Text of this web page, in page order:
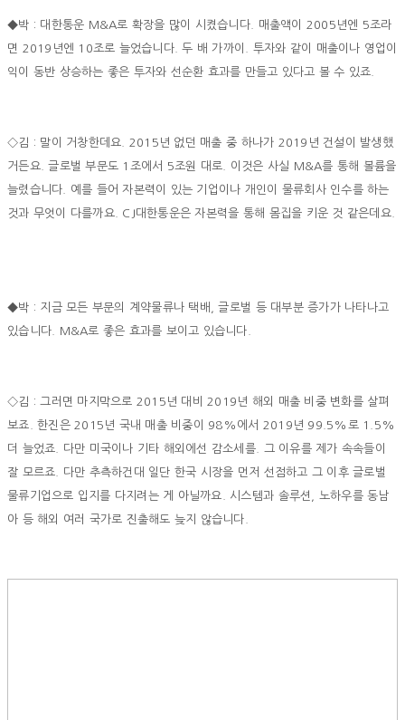
◆박 : 대한통운 M&A로 확장을 많이 시켰습니다. 매출액이 2005년엔 5조라
면 2019년엔 10조로 늘었습니다. 두 배 가까이. 투자와 같이 매출이나 영업이
익이 동반 상승하는 좋은 투자와 선순환 효과를 만들고 있다고 볼 수 있죠.
◇김 : 말이 거창한데요. 2015년 없던 매출 중 하나가 2019년 건설이 발생했
거든요. 글로벌 부문도 1조에서 5조원 대로. 이것은 사실 M&A를 통해 볼륨을
늘렸습니다. 예를 들어 자본력이 있는 기업이나 개인이 물류회사 인수를 하는
것과 무엇이 다를까요. CJ대한통운은 자본력을 통해 몸집을 키운 것 같은데요.
◆박 : 지금 모든 부문의 계약물류나 택배, 글로벌 등 대부분 증가가 나타나고
있습니다. M&A로 좋은 효과를 보이고 있습니다.
◇김 : 그러면 마지막으로 2015년 대비 2019년 해외 매출 비중 변화를 살펴
보죠. 한진은 2015년 국내 매출 비중이 98%에서 2019년 99.5%로 1.5%
더 늘었죠. 다만 미국이나 기타 해외에선 감소세를. 그 이유를 제가 속속들이
잘 모르죠. 다만 추측하건대 일단 한국 시장을 먼저 선점하고 그 이후 글로벌
물류기업으로 입지를 다지려는 게 아닐까요. 시스템과 솔루션, 노하우를 동남
아 등 해외 여러 국가로 진출해도 늦지 않습니다.